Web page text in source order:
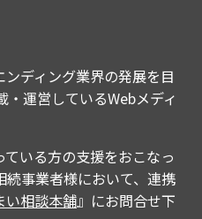
ディング業界の発展を目
・運営しているWebメディ
いる方の支援をおこなっ
事業者様において、連携
い相談本舗』にお問合せ下